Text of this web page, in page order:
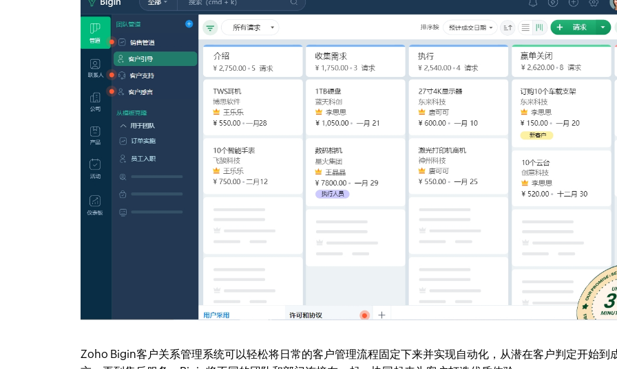
Zoho Bigin客户关系管理系统可以轻松将日常的客户管理流程固定下来并实现自动化，从潜在客户判定开始到